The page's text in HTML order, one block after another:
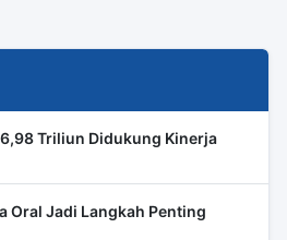
Triliun Didukung Kinerja
Oral Jadi Langkah Penting